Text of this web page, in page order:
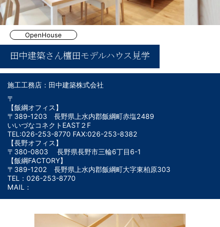
OpenHouse
田中建築さん檀田モデルハウス見学
施工工務店：田中建築株式会社
〒
【飯綱オフィス】
〒389-1203 長野県上水内郡飯綱町赤塩2489
いいづなコネクトEAST２F
TEL:026-253-8770 FAX:026-253-8382
【長野オフィス】
〒380-0803 長野県長野市三輪6丁目6-1
【飯綱FACTORY】
〒389-1202 長野県上水内郡飯綱町大字東柏原303
TEL：026-253-8770
MAIL：